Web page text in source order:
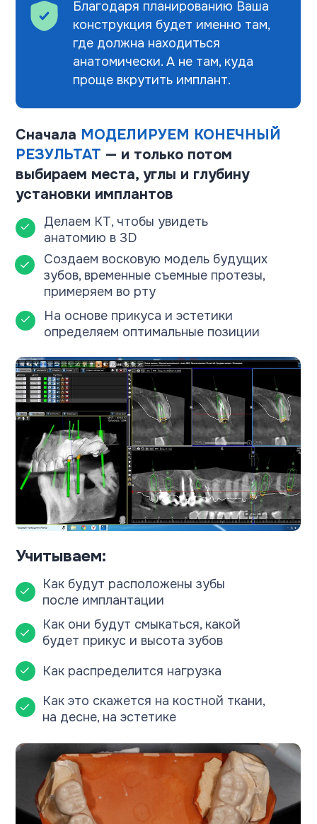
Учитываем:
Результат: минимум отеков после
имплантации, быстрое приживление и
восстановление
Делаем КТ, чтобы увидеть
анатомию в 3D
Как будут расположены зубы
Ничего не давит, не мешает, не
Создаем восковую модель будущих
зубов, временные съемные протезы,
примеряем во рту
Как они будут смыкаться, какой
будет прикус и высота зубов
Зубы смыкаются комфортно
определяем оптимальные позиции
Как распределится нагрузка
Улыбка выглядит естественно
Как это скажется на костной ткани,
на десне, на эстетике
Откусывать, жевать, разговаривать
можно как обычно